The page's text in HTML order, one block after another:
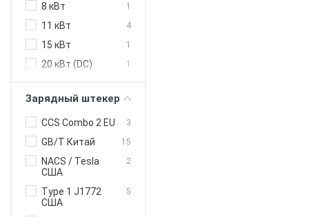
8 кВт 1
11 кВт 4
15 кВт 1
20 кВт (DC) 1
40 кВт (DC) 1
Зарядный штекер
CCS Combo 2 EU 3
GB/T Китай 15
NACS / Tesla
США
2
Type 1 J1772
США
5